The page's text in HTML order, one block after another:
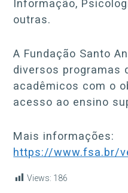
Informação,
outras.
A Fundação Santo
diversos programas
acadêmicos com o
acesso ao ensino
Mais informações:
https://www.fsa.br/
Views: 186